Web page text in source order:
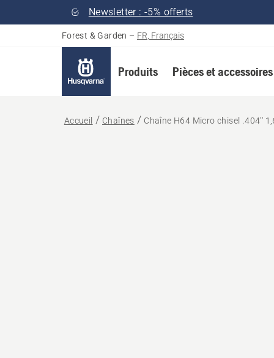
Newsletter : -5% offerts
Forest & Garden – FR, Français
Produits Pièces et accessoires
Accueil Chaînes Chaîne H64 Micro chisel .404''